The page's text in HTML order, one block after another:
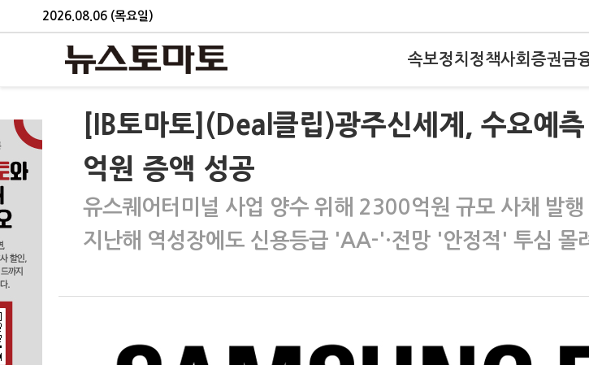
2026.08.06 (목요일)
속보정치 정책사회 증권금
[IB토마토](Deal클립)광주신세계, 수요예
억원 증액 성공
유스퀘어터미널 사업 양수 위해 2300억원 규모 사채 발행
지난해 역성장에도 신용등급 'AA-'·전망 '안정적' 투심 몰